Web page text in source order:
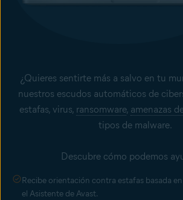
¿Quieres sentirte más a salvo en tu
nuestros escudos automáticos de
estafas, virus, ransomware, amenazas
tipos de malware.
Descubre cómo podemos
Recibe orientación contra estafas basada
el Asistente de Avast.